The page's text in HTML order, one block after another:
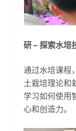
研 – 探索水培
通过水培课程
土栽培理论和
学习如何使用
心和创造力。